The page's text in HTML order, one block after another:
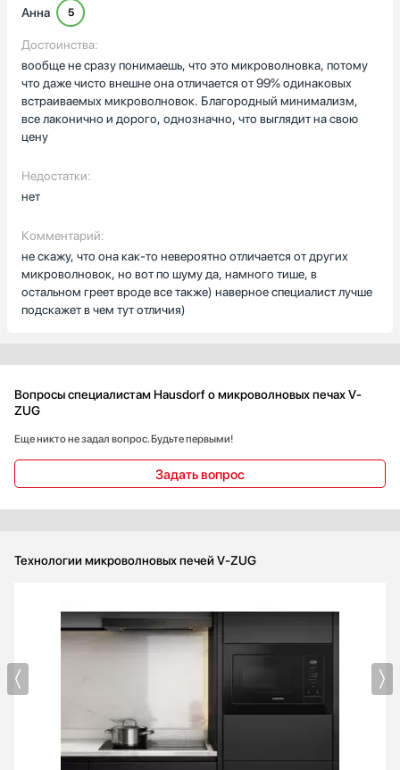
Анна 5
Достоинства:
вообще не сразу понимаешь, что это микроволновка, потому
что даже чисто внешне она отличается от 99% одинаковых
встраиваемых микроволновок. Благородный минимализм,
все лаконично и дорого, однозначно, что выглядит на свою
цену
Недостатки:
нет
Комментарий:
не скажу, что она как-то невероятно отличается от других
микроволновок, но вот по шуму да, намного тише, в
остальном греет вроде все также) наверное специалист лучше
подскажет в чем тут отличия)
Вопросы специалистам Hausdorf о микроволновых печах V-
ZUG
Еще никто не задал вопрос. Будьте первыми!
Задать вопрос
Технологии микроволновых печей V-ZUG